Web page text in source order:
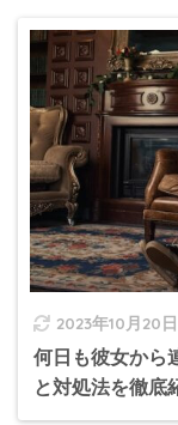
2023年10月20日
何日も彼女から
と対処法を徹底